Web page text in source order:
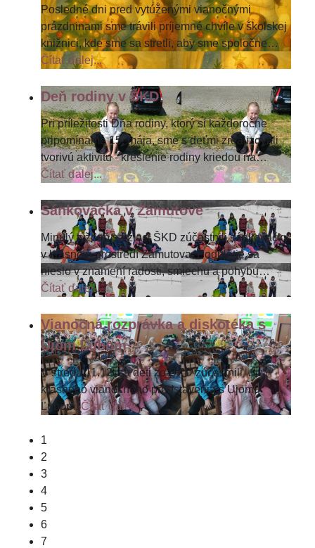
Posledné dni pred vytúženými vianočnými
prázdninami sme trávili príjemné chvíle v školskej
knižnici, kde sme sa stretli, aby sme spoločne…
Čítať ďalej...
Deň rodiny v ŠKD
Pri príležitosti Dňa rodiny, ktorý si každoročne
pripomíname 15. mája, sme s deťmi zrealizovali
tvorivú aktivitu - kreslenie rodiny kriedou na…
Čítať ďalej...
Sánkovačka v Zámutove
Minulý týždeň sa žiaci ŠKD zúčastnili sánkovačky
v krásnom prostredí Zámutova. Podujatie sa
nieslo v znamení radosti, smiechu a pohybu…
Čítať ďalej...
Vianočná rozprávka a diskotéka s
Ujom Ľubom
V stredu 11.12. sa deti zo ŠKD zúčastnili
krásneho vianočného predstavenia s Ujom
Ľubom.Čítať ďalej...
1
2
3
4
5
6
7